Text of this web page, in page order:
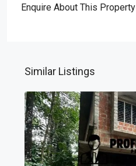
Enquire About This Property
Similar Listings